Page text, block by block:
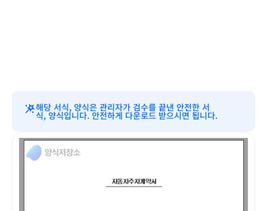
해당 서식, 양식은 관리자가 검수를 끝낸 안전한 서
식, 양식입니다. 안전하게 다운로드 받으시면 됩니다.